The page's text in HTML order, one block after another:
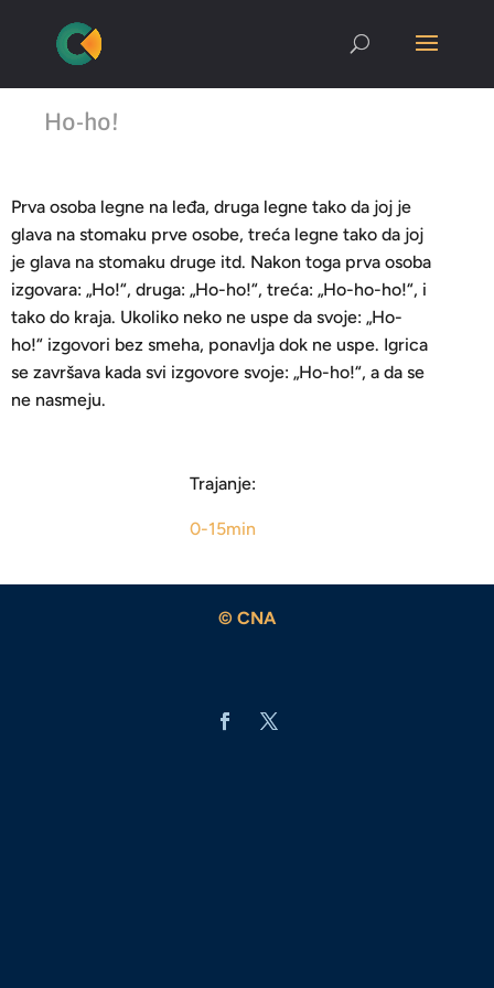
Ho-ho!
Prva osoba legne na leđa, druga legne tako da joj je
glava na stomaku prve osobe, treća legne tako da joj
je glava na stomaku druge itd. Nakon toga prva osoba
izgovara: „Ho!“, druga: „Ho-ho!“, treća: „Ho-ho-ho!“, i
tako do kraja. Ukoliko neko ne uspe da svoje: „Ho-
ho!“ izgovori bez smeha, ponavlja dok ne uspe. Igrica
se završava kada svi izgovore svoje: „Ho-ho!“, a da se
ne nasmeju.
Trajanje:
0-15min
© CNA